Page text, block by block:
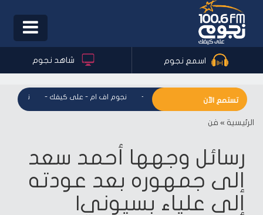
Toggle
اسمع نجوم شاهد نجوم
تستمع الآن -نجوم اف ام - على كيفك - نجوم اف ام - على كيفك نجوم اف
الرئيسية » فن
رسائل وجهها أحمد سعد
إلى جمهوره بعد عودته
إلى علياء بسيوني|